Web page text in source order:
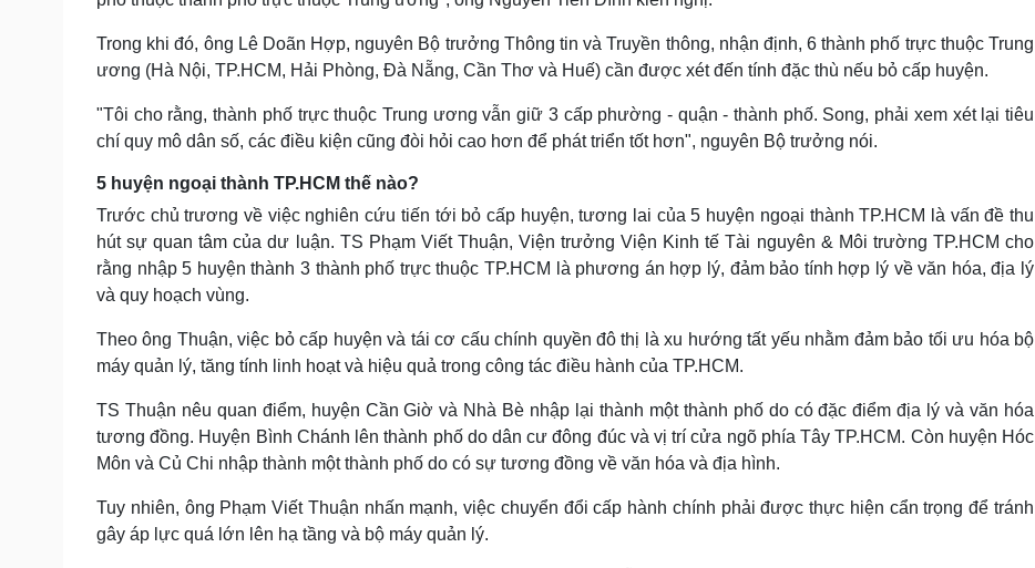
Trong khi đó, ông Lê Doãn Hợp, nguyên Bộ trưởng Thông tin và Truyền thông, nhận định, 6 thành phố trực thuộc Trung
ương (Hà Nội, TP.HCM, Hải Phòng, Đà Nẵng, Cần Thơ và Huế) cần được xét đến tính đặc thù nếu bỏ cấp huyện.
"Tôi cho rằng, thành phố trực thuộc Trung ương vẫn giữ 3 cấp phường - quận - thành phố. Song, phải xem xét lại tiêu
chí quy mô dân số, các điều kiện cũng đòi hỏi cao hơn để phát triển tốt hơn", nguyên Bộ trưởng nói.
5 huyện ngoại thành TP.HCM thế nào?
Trước chủ trương về việc nghiên cứu tiến tới bỏ cấp huyện, tương lai của 5 huyện ngoại thành TP.HCM là vấn đề thu
hút sự quan tâm của dư luận. TS Phạm Viết Thuận, Viện trưởng Viện Kinh tế Tài nguyên & Môi trường TP.HCM cho
rằng nhập 5 huyện thành 3 thành phố trực thuộc TP.HCM là phương án hợp lý, đảm bảo tính hợp lý về văn hóa, địa lý
và quy hoạch vùng.
Theo ông Thuận, việc bỏ cấp huyện và tái cơ cấu chính quyền đô thị là xu hướng tất yếu nhằm đảm bảo tối ưu hóa bộ
máy quản lý, tăng tính linh hoạt và hiệu quả trong công tác điều hành của TP.HCM.
TS Thuận nêu quan điểm, huyện Cần Giờ và Nhà Bè nhập lại thành một thành phố do có đặc điểm địa lý và văn hóa
tương đồng. Huyện Bình Chánh lên thành phố do dân cư đông đúc và vị trí cửa ngõ phía Tây TP.HCM. Còn huyện Hóc
Môn và Củ Chi nhập thành một thành phố do có sự tương đồng về văn hóa và địa hình.
Tuy nhiên, ông Phạm Viết Thuận nhấn mạnh, việc chuyển đổi cấp hành chính phải được thực hiện cẩn trọng để tránh
gây áp lực quá lớn lên hạ tầng và bộ máy quản lý.